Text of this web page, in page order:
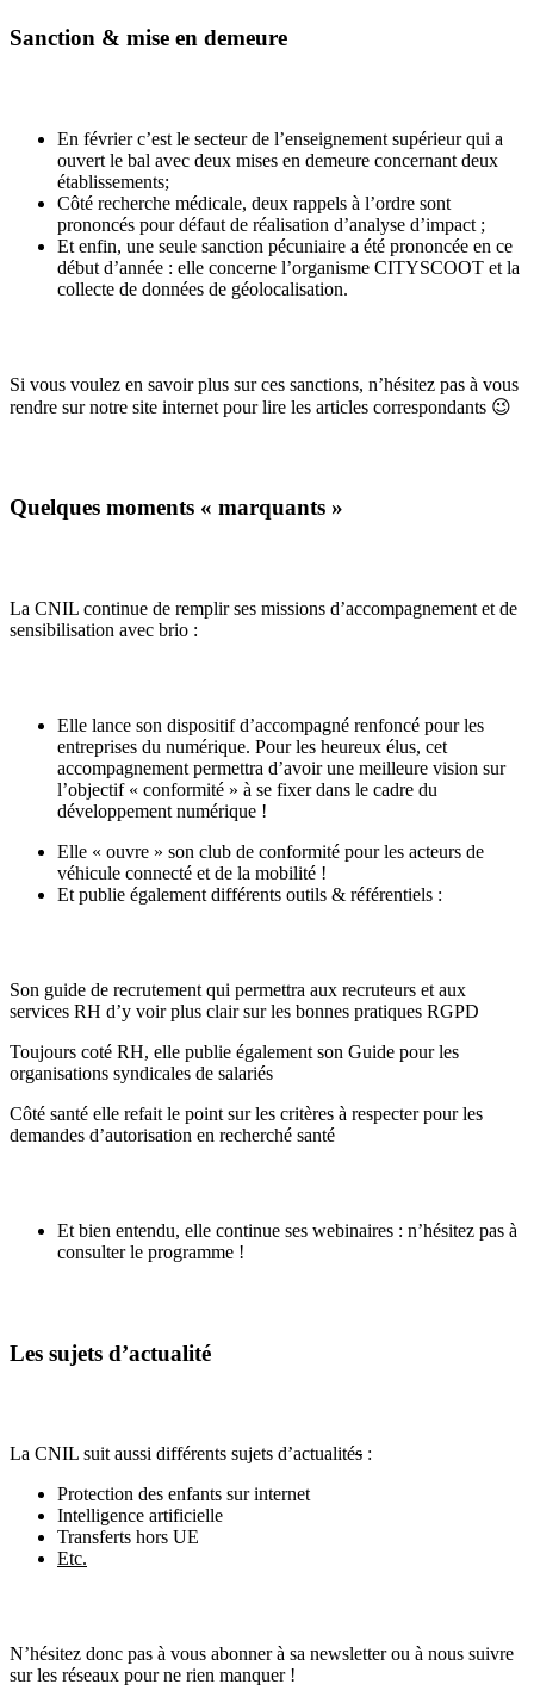
Sanction & mise en demeure
En février c’est le secteur de l’enseignement supérieur qui a
ouvert le bal avec deux mises en demeure concernant deux
établissements;
Côté recherche médicale, deux rappels à l’ordre sont
prononcés pour défaut de réalisation d’analyse d’impact ;
Et enfin, une seule sanction pécuniaire a été prononcée en ce
début d’année : elle concerne l’organisme CITYSCOOT et la
collecte de données de géolocalisation.
Si vous voulez en savoir plus sur ces sanctions, n’hésitez pas à vous
rendre sur notre site internet pour lire les articles correspondants 😉
Quelques moments « marquants »
La CNIL continue de remplir ses missions d’accompagnement et de
sensibilisation avec brio :
Elle lance son dispositif d’accompagné renfoncé pour les
entreprises du numérique. Pour les heureux élus, cet
accompagnement permettra d’avoir une meilleure vision sur
l’objectif « conformité » à se fixer dans le cadre du
développement numérique !
Elle « ouvre » son club de conformité pour les acteurs de
véhicule connecté et de la mobilité !
Et publie également différents outils & référentiels :
Son guide de recrutement qui permettra aux recruteurs et aux
services RH d’y voir plus clair sur les bonnes pratiques RGPD
Toujours coté RH, elle publie également son Guide pour les
organisations syndicales de salariés
Côté santé elle refait le point sur les critères à respecter pour les
demandes d’autorisation en recherché santé
Et bien entendu, elle continue ses webinaires : n’hésitez pas à
consulter le programme !
Les sujets d’actualité
La CNIL suit aussi différents sujets d’actualités :
Protection des enfants sur internet
Intelligence artificielle
Transferts hors UE
Etc.
N’hésitez donc pas à vous abonner à sa newsletter ou à nous suivre
sur les réseaux pour ne rien manquer !